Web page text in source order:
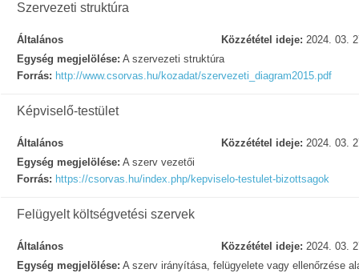
Szervezeti struktúra
Általános Közzététel ideje: 2024. 03.
Egység megjelölése: A szervezeti struktúra
Forrás: http://www.csorvas.hu/kozadat/szervezeti_diagram2015.pdf
Képviselő-testület
Általános Közzététel ideje: 2024. 03.
Egység megjelölése: A szerv vezetői
Forrás: https://csorvas.hu/index.php/kepviselo-testulet-bizottsagok
Felügyelt költségvetési szervek
Általános Közzététel ideje: 2024. 03.
Egység megjelölése: A szerv irányítása, felügyelete vagy ellenőrzése